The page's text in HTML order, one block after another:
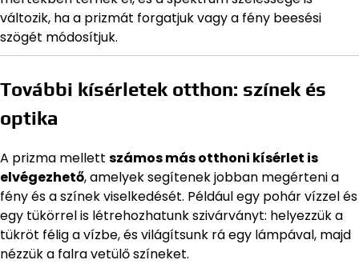
változik, ha a prizmát forgatjuk vagy a fény beesési
szögét módosítjuk.
További kísérletek otthon: színek és
optika
A prizma mellett számos más otthoni kísérlet is
elvégezhető, amelyek segítenek jobban megérteni a
fény és a színek viselkedését. Például egy pohár vízzel és
egy tükörrel is létrehozhatunk szivárványt: helyezzük a
tükröt félig a vízbe, és világítsunk rá egy lámpával, majd
nézzük a falra vetülő színeket.